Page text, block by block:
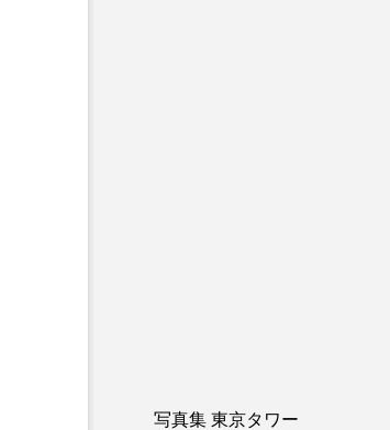
写真集 東京タワー